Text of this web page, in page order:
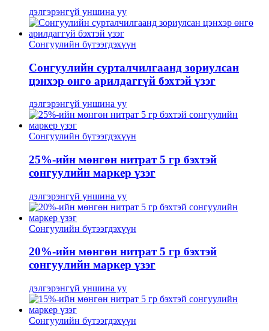
дэлгэрэнгүй уншина уу
Сонгуулийн бүтээгдэхүүн
Сонгуулийн сурталчилгаанд зориулсан
цэнхэр өнгө арилдаггүй бэхтэй үзэг
дэлгэрэнгүй уншина уу
Сонгуулийн бүтээгдэхүүн
25%-ийн мөнгөн нитрат 5 гр бэхтэй
сонгуулийн маркер үзэг
дэлгэрэнгүй уншина уу
Сонгуулийн бүтээгдэхүүн
20%-ийн мөнгөн нитрат 5 гр бэхтэй
сонгуулийн маркер үзэг
дэлгэрэнгүй уншина уу
Сонгуулийн бүтээгдэхүүн